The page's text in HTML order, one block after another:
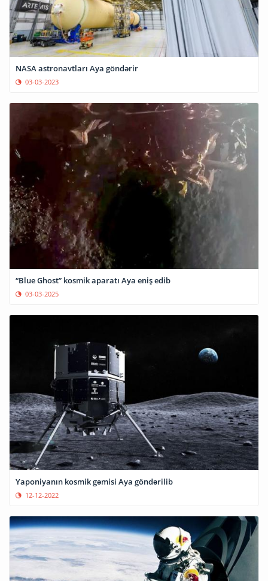
NASA astronavtları Aya göndərir
03-03-2023
“Blue Ghost” kosmik aparatı Aya eniş edib
03-03-2025
Yaponiyanın kosmik gəmisi Aya göndərilib
12-12-2022